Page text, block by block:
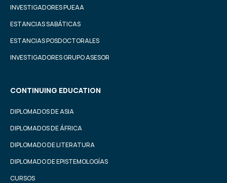
INVESTIGADORES PUEAA
ESTANCIAS SABÁTICAS
ESTANCIAS POSDOCTORALES
INVESTIGADORES GRUPO ASESOR
CONTINUING EDUCATION
DIPLOMADOS DE ASIA
DIPLOMADOS DE ÁFRICA
DIPLOMADO DE LITERATURA
DIPLOMADO DE EPISTEMOLOGÍAS
CURSOS